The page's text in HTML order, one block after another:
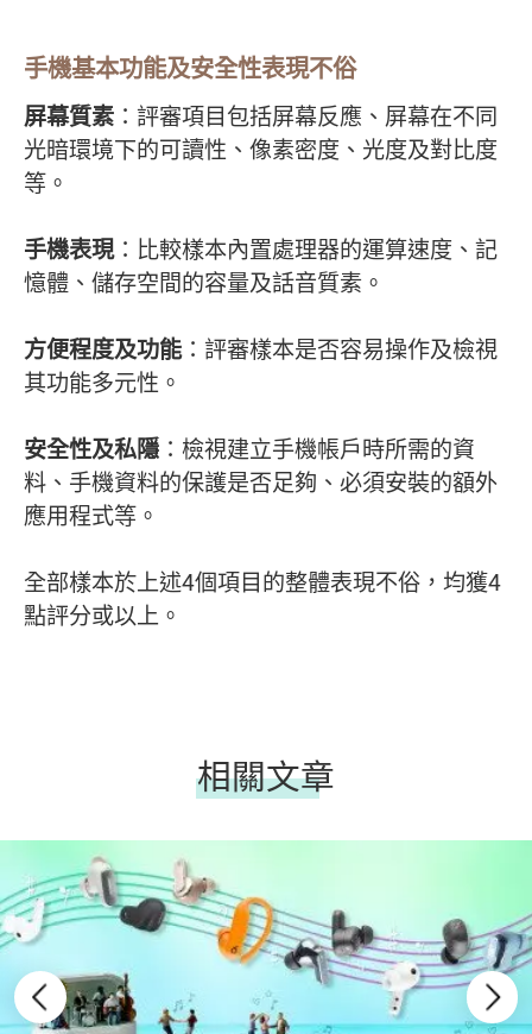
手機基本功能及安全性表現不俗
屏幕質素 ：評審項目包括屏幕反應、屏幕在不同
光暗環境下的可讀性、像素密度、光度及對比度
等。
手機表現：比較樣本內置處理器的運算速度、記
憶體、儲存空間的容量及話音質素。
方便程度及功能：評審樣本是否容易操作及檢視
其功能多元性。
安全性及私隱 ：檢視建立手機帳戶時所需的資
料、手機資料的保護是否足夠、必須安裝的額外
應用程式等。
全部樣本於上述4個項目的整體表現不俗，均獲4
點評分或以上。
相關文章